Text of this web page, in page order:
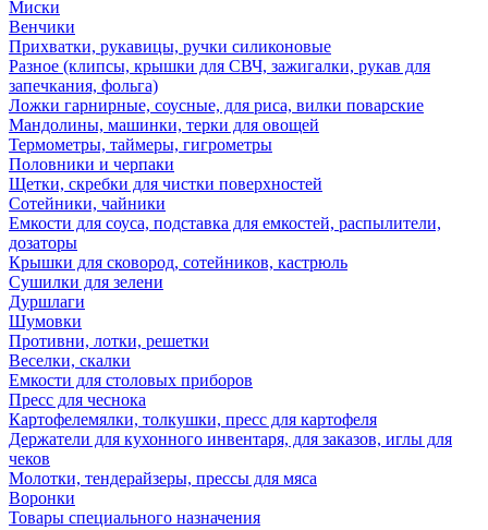
Миски
Венчики
Прихватки, рукавицы, ручки силиконовые
Разное (клипсы, крышки для СВЧ, зажигалки, рукав для
запечкания, фольга)
Ложки гарнирные, соусные, для риса, вилки поварские
Мандолины, машинки, терки для овощей
Термометры, таймеры, гигрометры
Половники и черпаки
Щетки, скребки для чистки поверхностей
Сотейники, чайники
Емкости для соуса, подставка для емкостей, распылители,
дозаторы
Крышки для сковород, сотейников, кастрюль
Сушилки для зелени
Дуршлаги
Шумовки
Противни, лотки, решетки
Веселки, скалки
Емкости для столовых приборов
Пресс для чеснока
Картофелемялки, толкушки, пресс для картофеля
Держатели для кухонного инвентаря, для заказов, иглы для
чеков
Молотки, тендерайзеры, прессы для мяса
Воронки
Товары специального назначения